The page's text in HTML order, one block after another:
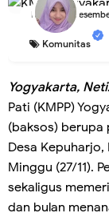
Kamis, 01
Komunitas
Yogyakarta,
Pati (KMPP)
(baksos) berupa
Desa Kepuharjo,
Minggu (27/11).
sekaligus
dan bulan